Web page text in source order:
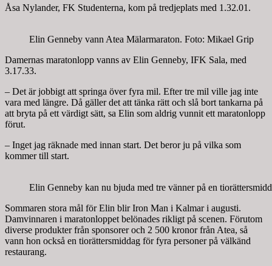
Åsa Nylander, FK Studenterna, kom på tredjeplats med 1.32.01.
Elin Genneby vann Atea Mälarmaraton. Foto: Mikael Grip
Damernas maratonlopp vanns av Elin Genneby, IFK Sala, med
3.17.33.
– Det är jobbigt att springa över fyra mil. Efter tre mil ville jag inte
vara med längre. Då gäller det att tänka rätt och slå bort tankarna på
att bryta på ett värdigt sätt, sa Elin som aldrig vunnit ett maratonlopp
förut.
– Inget jag räknade med innan start. Det beror ju på vilka som
kommer till start.
Elin Genneby kan nu bjuda med tre vänner på en
Sommaren stora mål för Elin blir Iron Man i Kalmar i augusti.
Damvinnaren i maratonloppet belönades rikligt på scenen. Förutom
diverse produkter från sponsorer och 2 500 kronor från Atea, så
vann hon också en tiorättersmiddag för fyra personer på välkänd
restaurang.